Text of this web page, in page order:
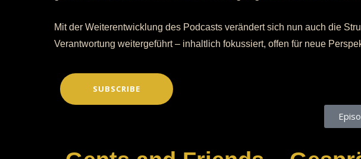
Mit der Weiterentwicklung des Podcasts verändert sich nun auch die
Verantwortung weitergeführt – inhaltlich fokussiert, offen für neue
SUBSCRIBE